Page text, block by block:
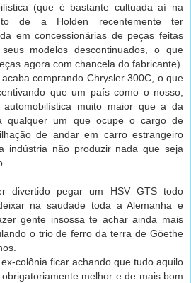
(que é bastante cultuada aí na
de a Holden recentemente ter
em concessionárias de peças feitas
modelos descontinuados, o que
agora com chancela do fabricante).
comprando Chrysler 300C, o que
que um país como o nosso,
muito maior que a da
qualquer um que ocupe o cargo de
de andar em carro estrangeiro
indústria não produzir nada que seja
divertido pegar um HSV GTS todo
na saudade toda a Alemanha e
gente insossa te achar ainda mais
o trio de ferro da terra de Göethe
colônia ficar achando que tudo aquilo
melhor e de mais bom